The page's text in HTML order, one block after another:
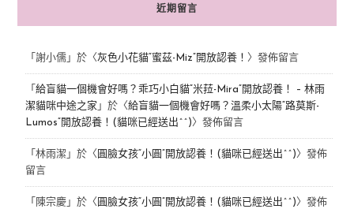
近期留言
「 謝小儒」於〈灰色小花貓“蜜茲-Miz”開放認養！ 〉發佈留言
「 給盲貓一個機會好嗎？乖巧小白貓“米菈-Mira”開放認養！ – 林雨
潔貓咪中途之家 」於〈給盲貓一個機會好嗎？溫柔小太陽“路莫斯-
Lumos”開放認養！(貓咪已經送出^^)〉發佈留言
「 林雨潔 」於〈 圓臉女孩“小圓”開放認養！(貓咪已經送出^^)〉發佈
留言
「 陳宗慶」於〈 圓臉女孩“小圓”開放認養！(貓咪已經送出^^)〉發佈